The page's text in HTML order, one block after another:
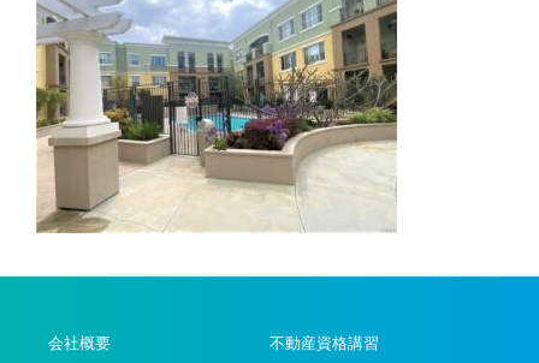
会社概要
不動産資格講習